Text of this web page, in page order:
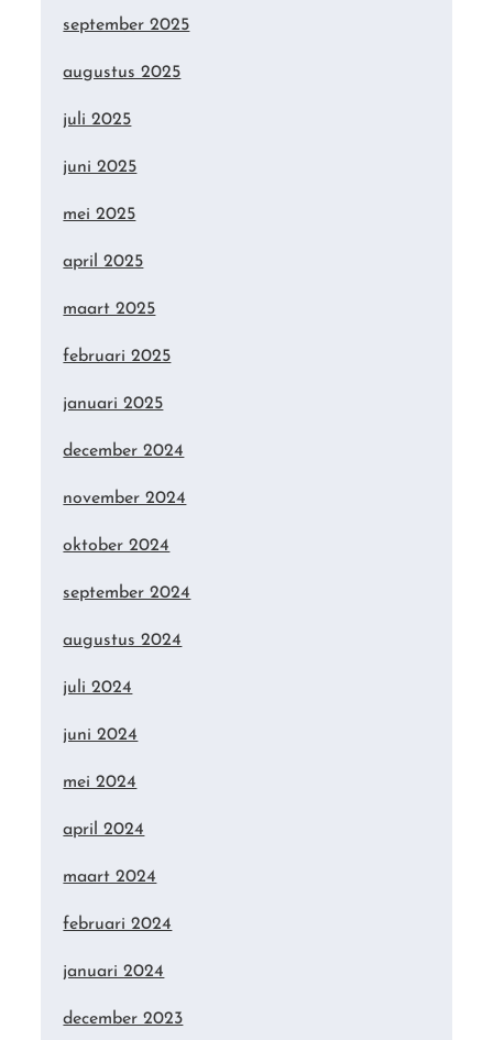
september 2025
augustus 2025
juli 2025
juni 2025
mei 2025
april 2025
maart 2025
februari 2025
januari 2025
december 2024
november 2024
oktober 2024
september 2024
augustus 2024
juli 2024
juni 2024
mei 2024
april 2024
maart 2024
februari 2024
januari 2024
december 2023